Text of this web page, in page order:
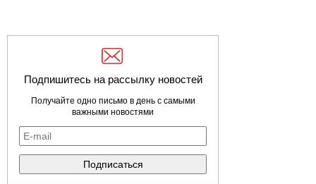
Подпишитесь на рассылку новостей
Получайте одно письмо в день с самыми
важными новостями